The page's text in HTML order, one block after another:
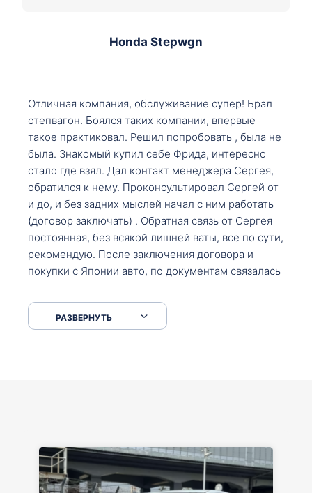
Honda Stepwgn
Отличная компания, обслуживание супер! Брал
степвагон. Боялся таких компании, впервые
такое практиковал. Решил попробовать , была не
была. Знакомый купил себе Фрида, интересно
стало где взял. Дал контакт менеджера Сергея,
обратился к нему. Проконсультировал Сергей от
и до, и без задних мыслей начал с ним работать
(договор заключать) . Обратная связь от Сергея
постоянная, без всякой лишней ваты, все по сути,
рекомендую. После заключения договора и
покупки с Японии авто, по документам связалась
что заполнить, куда зайти, образцы и т.д. После
приехал за авто. Меня тепло встретили Сергей с
РАЗВЕРНУТЬ